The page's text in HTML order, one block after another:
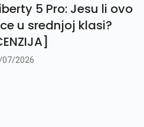
5 Pro: Jesu li ovo
u srednjoj klasi?
2026